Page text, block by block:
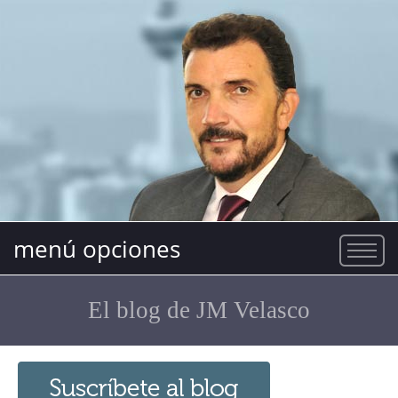
menú opciones
El blog de JM Velasco